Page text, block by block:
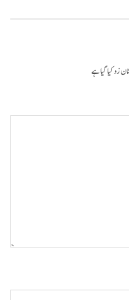
زد کیا گیا ہے